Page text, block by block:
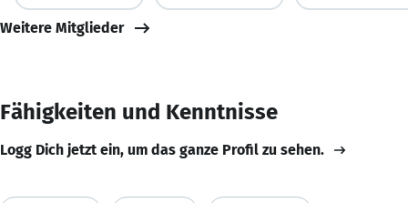
Weitere Mitglieder
Fähigkeiten und Kenntnisse
Logg Dich jetzt ein, um das ganze Profil zu sehen.